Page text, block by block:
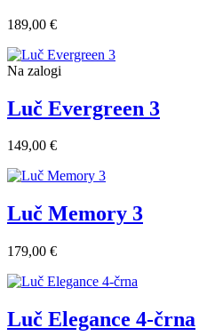
189,00 €
Na zalogi
Luč Evergreen 3
149,00 €
Luč Memory 3
179,00 €
Luč Elegance 4-črna